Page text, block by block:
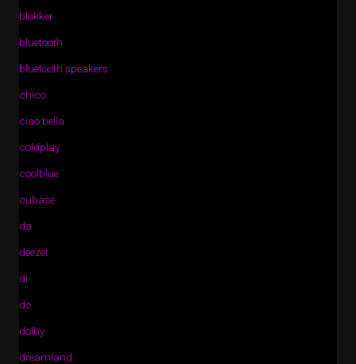
blokker
bluetooth
bluetooth speakers
chico
ciao bella
coldplay
coolblue
cubase
da
deezer
di
do
dolby
dreamland